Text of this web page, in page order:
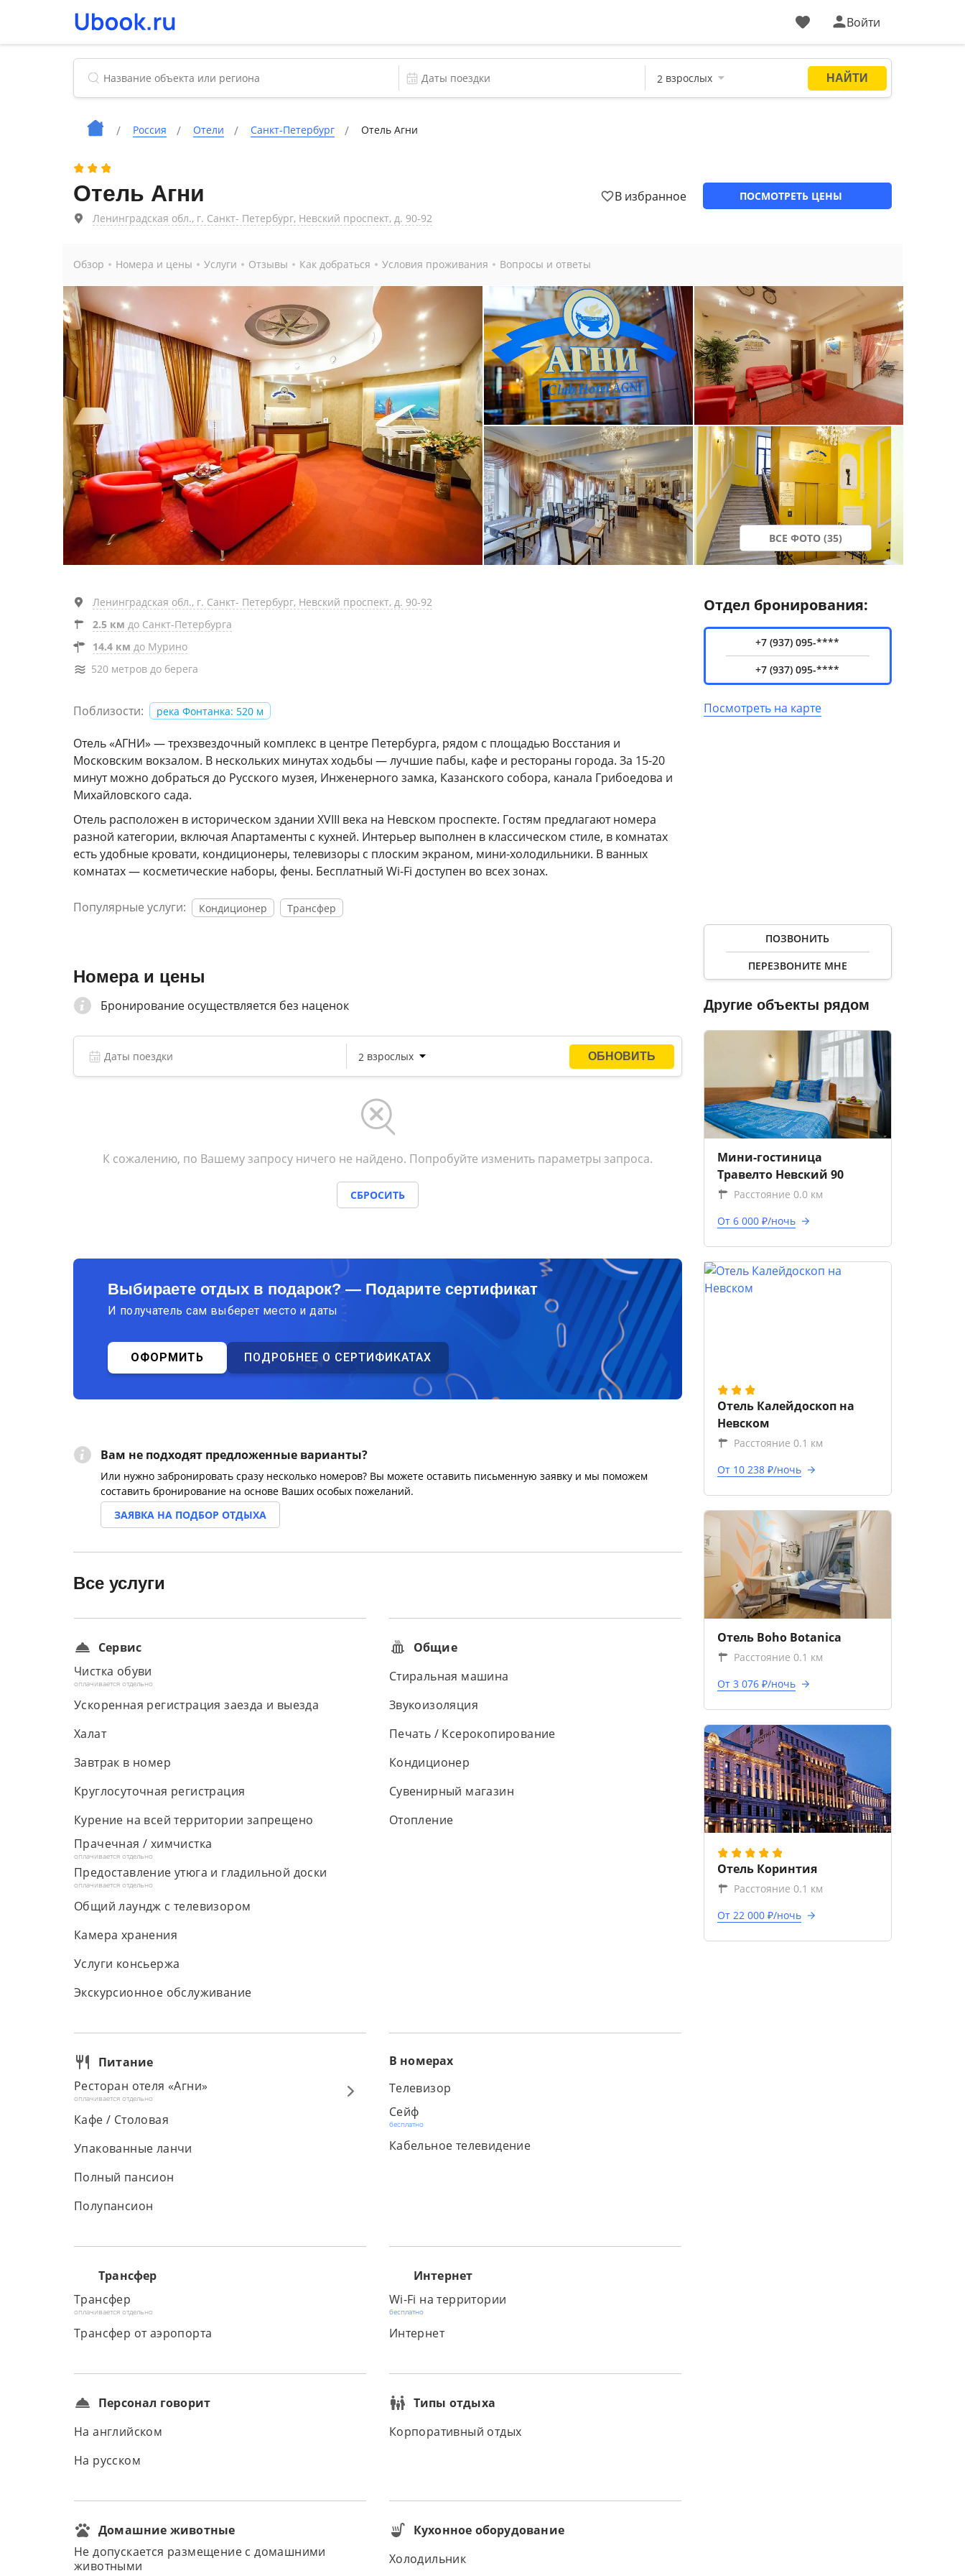
Войти
Россия Отели Санкт-Петербург Отель Агни
Отель Агни
Ленинградская обл., г. Санкт- Петербург, Невский проспект, д. 90-92
В избранное ПОСМОТРЕТЬ ЦЕНЫ
Обзор Номера и цены Услуги Отзывы Как добраться Условия проживания Вопросы и ответы
ВСЕ ФОТО (35)
Ленинградская обл., г. Санкт- Петербург, Невский проспект, д. 90-92
2.5 км до Санкт-Петербурга
14.4 км до Мурино
520 метров до берега
Поблизости: река Фонтанка: 520 м
Отель «АГНИ» — трехзвездочный комплекс в центре Петербурга, рядом с площадью Восстания и
Московским вокзалом. В нескольких минутах ходьбы — лучшие пабы, кафе и рестораны города. За 15-20
минут можно добраться до Русского музея, Инженерного замка, Казанского собора, канала Грибоедова и
Михайловского сада.
Отель расположен в историческом здании XVIII века на Невском проспекте. Гостям предлагают номера
разной категории, включая Апартаменты с кухней. Интерьер выполнен в классическом стиле, в комнатах
есть удобные кровати, кондиционеры, телевизоры с плоским экраном, мини-холодильники. В ванных
комнатах — косметические наборы, фены. Бесплатный Wi-Fi доступен во всех зонах.
Популярные услуги: Кондиционер Трансфер
Номера и цены
Бронирование осуществляется без наценок
К сожалению, по Вашему запросу ничего не найдено. Попробуйте изменить параметры запроса.
СБРОСИТЬ
Выбираете отдых в подарок? — Подарите сертификат
И получатель сам выберет место и даты
ОФОРМИТЬ ПОДРОБНЕЕ О СЕРТИФИКАТАХ
Вам не подходят предложенные варианты?
Или нужно забронировать сразу несколько номеров? Вы можете оставить письменную заявку и мы поможем
составить бронирование на основе Ваших особых пожеланий.
ЗАЯВКА НА ПОДБОР ОТДЫХА
Все услуги
Сервис
Чистка обуви
оплачивается отдельно
Ускоренная регистрация заезда и выезда
Халат
Завтрак в номер
Круглосуточная регистрация
Курение на всей территории запрещено
Прачечная / химчистка
оплачивается отдельно
Предоставление утюга и гладильной доски
оплачивается отдельно
Общий лаундж с телевизором
Камера хранения
Услуги консьержа
Экскурсионное обслуживание
Общие
Стиральная машина
Звукоизоляция
Печать / Ксерокопирование
Кондиционер
Сувенирный магазин
Отопление
Питание
Ресторан отеля «Агни»
оплачивается отдельно
Кафе / Столовая
Упакованные ланчи
Полный пансион
Полупансион
В номерах
Телевизор
Сейф
бесплатно
Кабельное телевидение
Трансфер
Трансфер
оплачивается отдельно
Трансфер от аэропорта
Интернет
Wi-Fi на территории
бесплатно
Интернет
Персонал говорит
На английском
На русском
Типы отдыха
Корпоративный отдых
Домашние животные
Не допускается размещение с домашними
животными
Кухонное оборудование
Холодильник
Отдел бронирования:
+7 (937) 095-****
+7 (937) 095-****
Посмотреть на карте
ПОЗВОНИТЬ
ПЕРЕЗВОНИТЕ МНЕ
Другие объекты рядом
Мини-гостиница
Травелто Невский 90
Расстояние 0.0 км
От 6 000 ₽/ночь
Отель Калейдоскоп на
Невском
Расстояние 0.1 км
От 10 238 ₽/ночь
Отель Boho Botanica
Расстояние 0.1 км
От 3 076 ₽/ночь
Отель Коринтия
Расстояние 0.1 км
От 22 000 ₽/ночь